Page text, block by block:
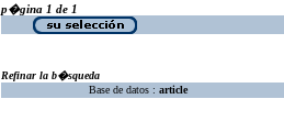
p�gina 1 de 1
Refinar la b�squeda
Base de datos : article